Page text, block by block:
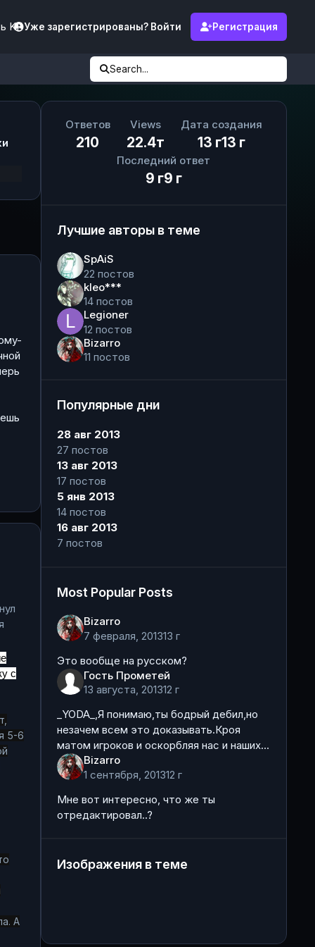
KFУже зарегистрированы? Войти Регистрация
Search...
с
5-6
А
Ответов
210
Views
22.4т
Дата создания
13 г13 г
Последний ответ
9 г9 г
Лучшие авторы в теме
SpAiS
22 постов
kleo***
14 постов
Legioner
12 постов
Bizarro
11 постов
Популярные дни
28 авг 2013
27 постов
13 авг 2013
17 постов
5 янв 2013
14 постов
16 авг 2013
7 постов
Most Popular Posts
Bizarro
7 февраля, 201313 г
Это вообще на русском?
Гость Прометей
13 августа, 201312 г
_YODA_,Я понимаю,ты бодрый дебил,но
незачем всем это доказывать.Кроя
матом игроков и оскорбляя нас и наших
друзей. И с таким отношением ты
рассчитываешь на помощь и понимание
Bizarro
1 сентября, 201312 г
Мне вот интересно, что же ты
отредактировал..?
Изображения в теме